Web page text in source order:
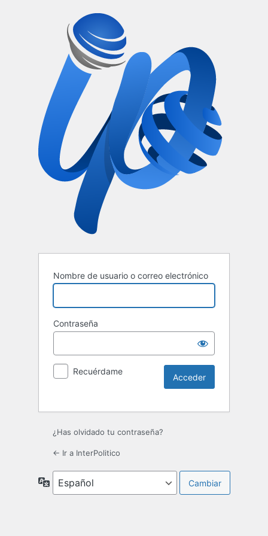
Nombre de usuario o correo electrónico
Contraseña
Recuérdame
¿Has olvidado tu contraseña?
← Ir a InterPolitico
Idioma